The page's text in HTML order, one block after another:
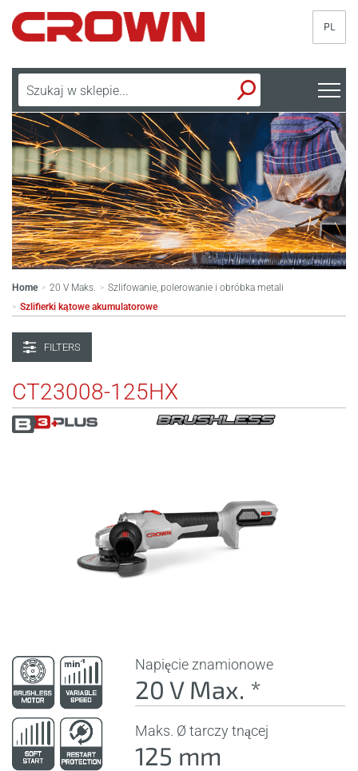
PL
Home > 20 V Maks. > Szlifowanie, polerowanie i obróbka metali
> Szlifierki kątowe akumulatorowe
FILTERS
CT23008-125HX
Napięcie znamionowe
20 V Max. *
Maks. Ø tarczy tnącej
125 mm